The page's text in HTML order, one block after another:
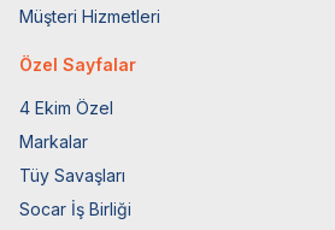
Müşteri Hizmetleri
Özel Sayfalar
4 Ekim Özel
Markalar
Tüy Savaşları
Socar İş Birliği